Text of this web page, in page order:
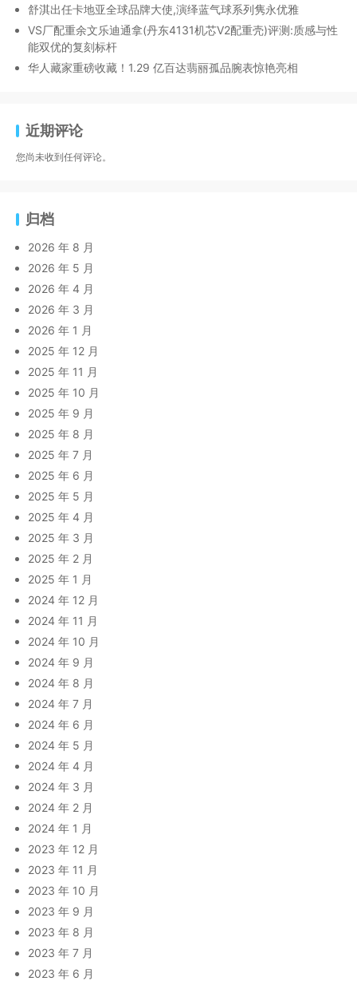
舒淇出任卡地亚全球品牌大使,演绎蓝气球系列隽永优雅
VS厂配重余文乐迪通拿(丹东4131机芯V2配重壳)评测:质感与性
能双优的复刻标杆
华人藏家重磅收藏！1.29 亿百达翡丽孤品腕表惊艳亮相
近期评论
您尚未收到任何评论。
归档
2026 年 8 月
2026 年 5 月
2026 年 4 月
2026 年 3 月
2026 年 1 月
2025 年 12 月
2025 年 11 月
2025 年 10 月
2025 年 9 月
2025 年 8 月
2025 年 7 月
2025 年 6 月
2025 年 5 月
2025 年 4 月
2025 年 3 月
2025 年 2 月
2025 年 1 月
2024 年 12 月
2024 年 11 月
2024 年 10 月
2024 年 9 月
2024 年 8 月
2024 年 7 月
2024 年 6 月
2024 年 5 月
2024 年 4 月
2024 年 3 月
2024 年 2 月
2024 年 1 月
2023 年 12 月
2023 年 11 月
2023 年 10 月
2023 年 9 月
2023 年 8 月
2023 年 7 月
2023 年 6 月